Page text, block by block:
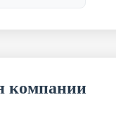
компании